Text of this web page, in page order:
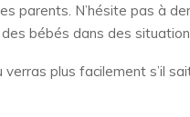
parents. N’hésite pas à
bébés dans des
plus facilement s’il